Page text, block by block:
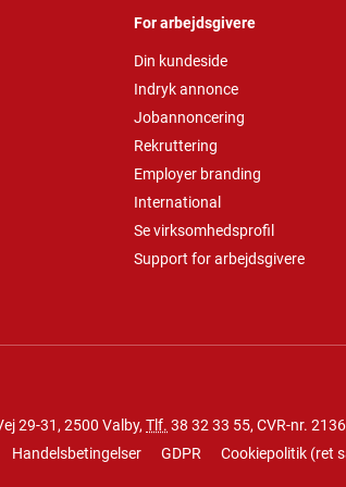
For arbejdsgivere
Din kundeside
Indryk annonce
Jobannoncering
Rekruttering
Employer branding
International
Se virksomhedsprofil
Support for arbejdsgivere
29-31, 2500 Valby, Tlf. 38 32 33 55, CVR-nr.
Handelsbetingelser GDPR Cookiepolitik (ret